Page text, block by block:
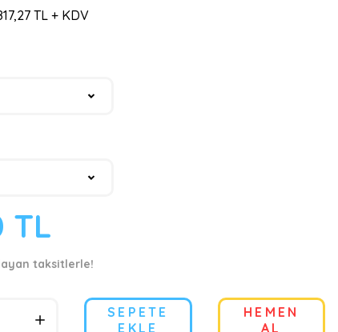
TL + KDV
TL
taksitlerle!
SEPETE
EKLE
HEMEN
AL